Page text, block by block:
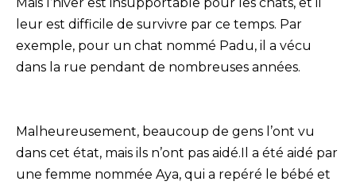
leur est difficile de survivre par ce temps. Par
exemple, pour un chat nommé Padu, il a vécu
dans la rue pendant de nombreuses années.
Malheureusement, beaucoup de gens l’ont vu
dans cet état, mais ils n’ont pas aidé.Il a été aidé par
une femme nommée Aya, qui a repéré le bébé et